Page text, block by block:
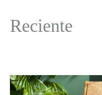
Reciente